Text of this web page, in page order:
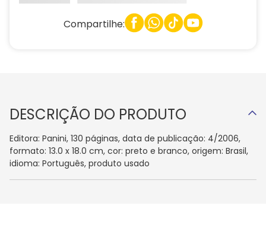
Compartilhe:
DESCRIÇÃO DO PRODUTO
Editora: Panini, 130 páginas, data de publicação: 4/2006,
formato: 13.0 x 18.0 cm, cor: preto e branco, origem: Brasil,
idioma: Português, produto usado